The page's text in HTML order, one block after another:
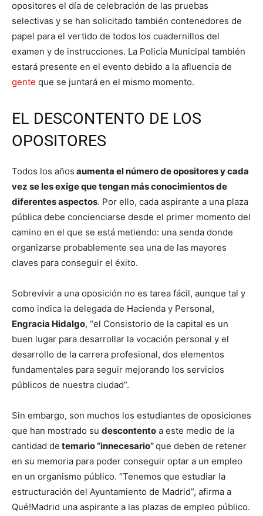
opositores el día de celebración de las pruebas
selectivas y se han solicitado también contenedores de
papel para el vertido de todos los cuadernillos del
examen y de instrucciones. La Policía Municipal también
estará presente en el evento debido a la afluencia de
gente que se juntará en el mismo momento.
EL DESCONTENTO DE LOS
OPOSITORES
Todos los años aumenta el número de opositores y cada
vez se les exige que tengan más conocimientos de
diferentes aspectos. Por ello, cada aspirante a una plaza
pública debe concienciarse desde el primer momento del
camino en el que se está metiendo: una senda donde
organizarse probablemente sea una de las mayores
claves para conseguir el éxito.
Sobrevivir a una oposición no es tarea fácil, aunque tal y
como indica la delegada de Hacienda y Personal,
Engracia Hidalgo, “el Consistorio de la capital es un
buen lugar para desarrollar la vocación personal y el
desarrollo de la carrera profesional, dos elementos
fundamentales para seguir mejorando los servicios
públicos de nuestra ciudad”.
Sin embargo, son muchos los estudiantes de oposiciones
que han mostrado su descontento a este medio de la
cantidad de temario “innecesario”que deben de retener
en su memoria para poder conseguir optar a un empleo
en un organismo público. “Tenemos que estudiar la
estructuración del Ayuntamiento de Madrid”, afirma a
Qué!Madrid una aspirante a las plazas de empleo público.